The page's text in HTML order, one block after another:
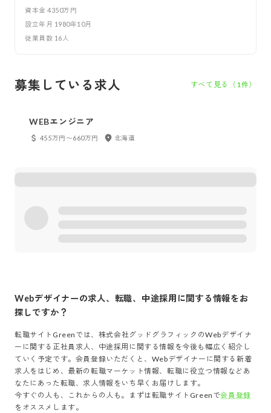
資本金4350万円
設立年月 1980年10月
従業員数 16 人
募集している求人 すべて見る（ 1件）
WEBエンジニア
455万円〜660万円 北海道
Webデザイナーの求人、転職、中途採用に関する情報をお
探しですか？
転職サイトGreenでは、 株式会社グッドグラフィック のWebデザイナ
ー に関する正社員求人、中途採用に関する情報を今後も幅広く紹介し
ていく予定です。会員登録いただくと、 Webデザイナー に関する新着
求人をはじめ、最新の転職マーケット情報、転職に役立つ情報などあ
なたにあった転職、求人情報をいち早くお届けします。
今すぐの人も、これからの人も。まずは転職サイトGreenで会員登録
をオススメします。